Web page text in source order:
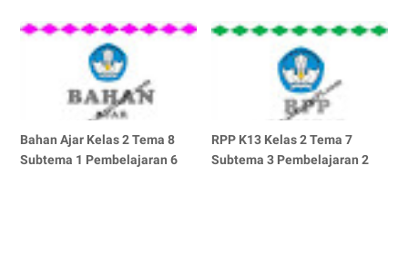
Bahan Ajar Kelas 2 Tema 8
Subtema 1 Pembelajaran 6
RPP K13 Kelas 2 Tema 7
Subtema 3 Pembelajaran 2